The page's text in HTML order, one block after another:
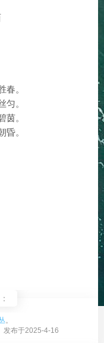
春。
匀。
茵。
昏。
。
发布于2025-4-16